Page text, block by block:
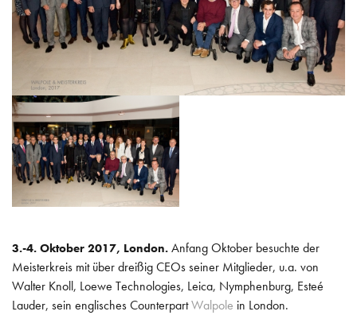
POLITIK
INTERNATIONAL
WISSEN
3.-4. Oktober 2017, London. Anfang Oktober besuchte der
Meisterkreis mit über dreißig CEOs seiner Mitglieder, u.a. von
Walter Knoll, Loewe Technologies, Leica, Nymphenburg, Esteé
Lauder, sein englisches CounterpartWalpole in London.